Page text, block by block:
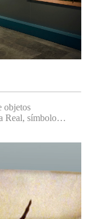
objetos
Real, símbolo…